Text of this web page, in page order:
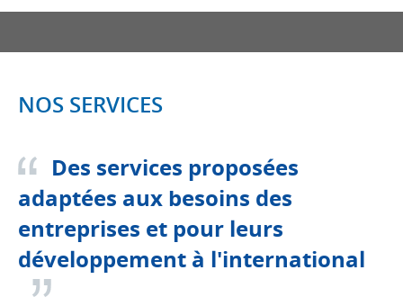
NOS SERVICES
Des services proposées
adaptées aux besoins des
entreprises et pour leurs
développement à l'international